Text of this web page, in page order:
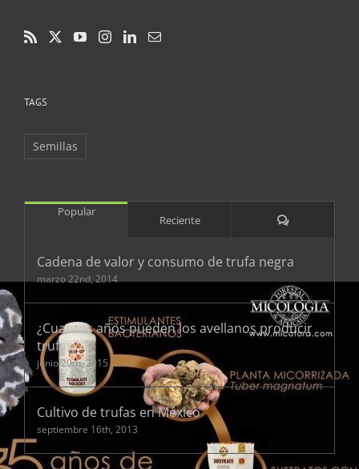
TAGS
Semillas
Popular
Reciente Comentarios
Cadena de valor y consumo de trufa negra
marzo 22nd, 2014
¿Cuantos años pueden los avellanos producir
trufas?
junio 20th, 2015
Cultivo de trufas en México
septiembre 16th, 2013